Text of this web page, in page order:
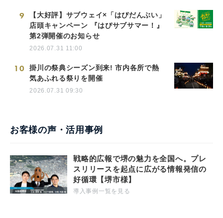
9
【大好評】サブウェイ×「はぴだんぶい」
店頭キャンペーン 『はぴサブサマー！』
第2弾開催のお知らせ
2026.07.31 11:00
10
掛川の祭典シーズン到来! 市内各所で熱
気あふれる祭りを開催
2026.07.31 09:30
お客様の声・活用事例
戦略的広報で堺の魅力を全国へ。プレ
スリリースを起点に広がる情報発信の
好循環【堺市様】
導入事例一覧を見る